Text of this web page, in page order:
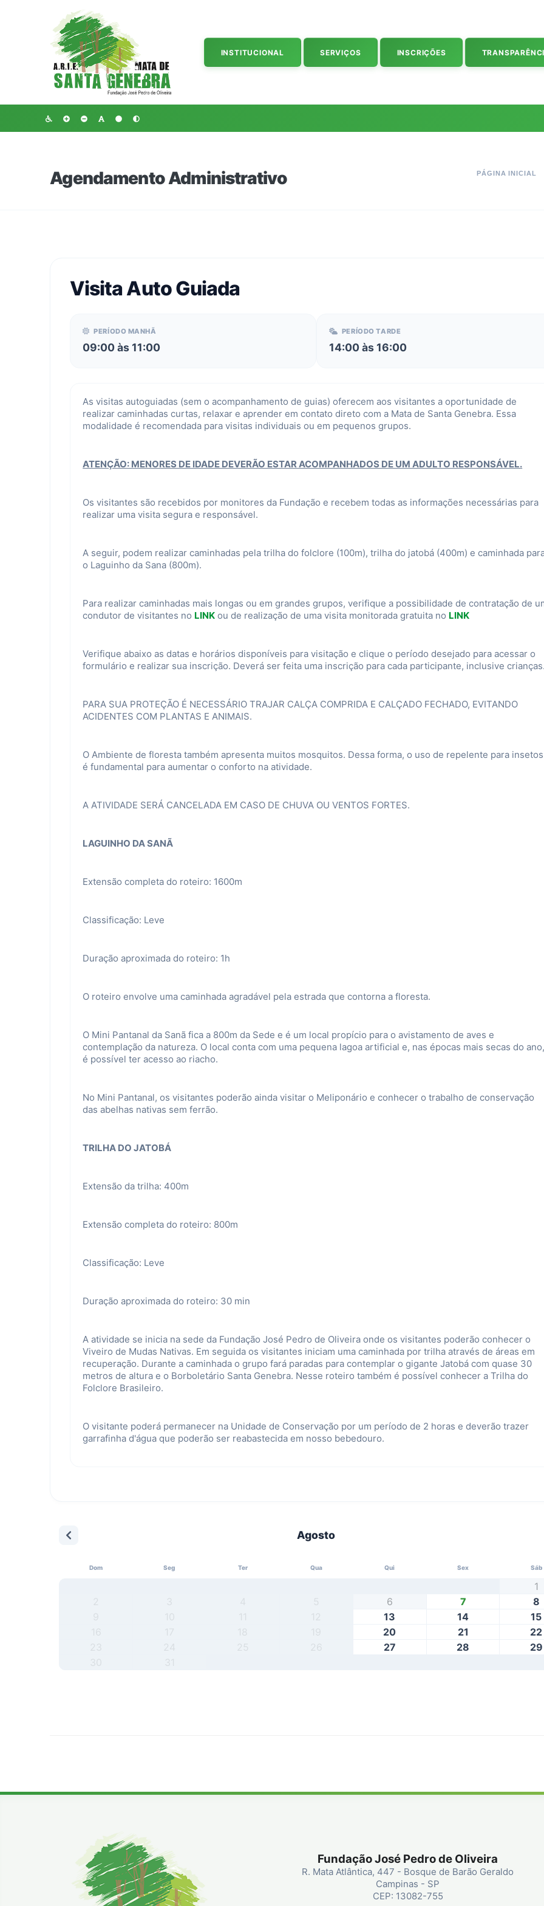
INSTITUCIONAL SERVIÇOS INSCRIÇÕES
Agendamento Administrativo PÁGINA INICIAL
Visita Auto Guiada
PERÍODO MANHÃ
09:00 às 11:00
PERÍODO TARDE
14:00 às 16:00
As visitas autoguiadas (sem o acompanhamento de guias) oferecem aos visitantes a oportunidade de
realizar caminhadas curtas, relaxar e aprender em contato direto com a Mata de Santa Genebra. Essa
modalidade é recomendada para visitas individuais ou em pequenos grupos.
ATENÇÃO: MENORES DE IDADE DEVERÃO ESTAR ACOMPANHADOS DE UM ADULTO RESPONSÁVEL.
Os visitantes são recebidos por monitores da Fundação e recebem todas as informações necessárias para
realizar uma visita segura e responsável.
A seguir, podem realizar caminhadas pela trilha do folclore (100m), trilha do jatobá (400m) e caminhada
o Laguinho da Sana (800m).
Para realizar caminhadas mais longas ou em grandes grupos, verifique a possibilidade de contratação de
condutor de visitantes no LINK ou de realização de uma visita monitorada gratuita no LINK
Verifique abaixo as datas e horários disponíveis para visitação e clique o período desejado para acessar o
formulário e realizar sua inscrição. Deverá ser feita uma inscrição para cada participante, inclusive
PARA SUA PROTEÇÃO É NECESSÁRIO TRAJAR CALÇA COMPRIDA E CALÇADO FECHADO, EVITANDO
ACIDENTES COM PLANTAS E ANIMAIS.
O Ambiente de floresta também apresenta muitos mosquitos. Dessa forma, o uso de repelente para insetos
é fundamental para aumentar o conforto na atividade.
A ATIVIDADE SERÁ CANCELADA EM CASO DE CHUVA OU VENTOS FORTES.
LAGUINHO DA SANÃ
Extensão completa do roteiro: 1600m
Classificação: Leve
Duração aproximada do roteiro: 1h
O roteiro envolve uma caminhada agradável pela estrada que contorna a floresta.
O Mini Pantanal da Sanã fica a 800m da Sede e é um local propício para o avistamento de aves e
contemplação da natureza. O local conta com uma pequena lagoa artificial e, nas épocas mais secas do
é possível ter acesso ao riacho.
No Mini Pantanal, os visitantes poderão ainda visitar o Meliponário e conhecer o trabalho de conservação
das abelhas nativas sem ferrão.
TRILHA DO JATOBÁ
Extensão da trilha: 400m
Extensão completa do roteiro: 800m
Classificação: Leve
Duração aproximada do roteiro: 30 min
A atividade se inicia na sede da Fundação José Pedro de Oliveira onde os visitantes poderão conhecer o
Viveiro de Mudas Nativas. Em seguida os visitantes iniciam uma caminhada por trilha através de áreas em
recuperação. Durante a caminhada o grupo fará paradas para contemplar o gigante Jatobá com quase 30
metros de altura e o Borboletário Santa Genebra. Nesse roteiro também é possível conhecer a Trilha do
Folclore Brasileiro.
O visitante poderá permanecer na Unidade de Conservação por um período de 2 horas e deverão trazer
garrafinha d'água que poderão ser reabastecida em nosso bebedouro.
Agosto
Dom Seg Ter Qua Qui Sex Sáb
1
6 7
8
13 14
15
20 21
22
27 28
29
Fundação José Pedro de Oliveira
R. Mata Atlântica, 447 - Bosque de Barão Geraldo
Campinas - SP
CEP: 13082-755